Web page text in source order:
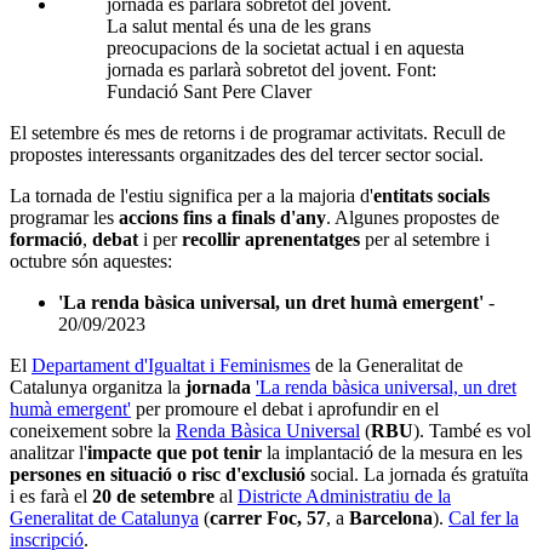
La salut mental és una de les grans
preocupacions de la societat actual i en aquesta
jornada es parlarà sobretot del jovent. Font:
Fundació Sant Pere Claver
El setembre és mes de retorns i de programar activitats. Recull de
propostes interessants organitzades des del tercer sector social.
La tornada de l'estiu significa per a la majoria d'entitats socials
programar les accions fins a finals d'any. Algunes propostes de
formació, debati perrecollir aprenentatges per al setembre i
octubre són aquestes:
'La renda bàsica universal, un dret humà emergent' -
20/09/2023
El Departament d'Igualtat i Feminismes de la Generalitat de
Catalunya organitza la jornada 'La renda bàsica universal, un dret
humà emergent' per promoure el debat i aprofundir en el
coneixement sobre la Renda Bàsica Universal (RBU). També es vol
analitzar l'impacte que pot tenir la implantació de la mesura en les
persones en situació o risc d'exclusió social. La jornada és gratuïta
i es farà el 20 de setembre al Districte Administratiu de la
Generalitat de Catalunya (carrer Foc, 57, a Barcelona). Cal fer la
inscripció.